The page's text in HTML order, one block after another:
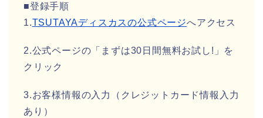
■登録手順
1.TSUTAYAディスカスの公式ページへアクセス
2.公式ページの「まずは30日間無料お試し!」を
クリック
3.お客様情報の入力（クレジットカード情報入力
あり）